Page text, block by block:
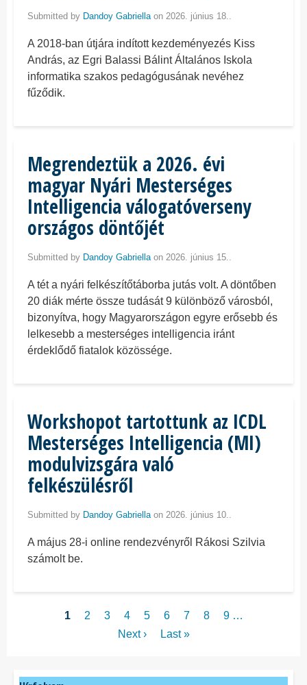
Submitted by Dandoy Gabriellaon 2026. június 18..
A 2018-ban útjára indított kezdeményezés Kiss
András, az Egri Balassi Bálint Általános Iskola
informatika szakos pedagógusának nevéhez
fűződik.
Megrendeztük a 2026. évi
magyar Nyári Mesterséges
Intelligencia válogatóverseny
országos döntőjét
Submitted by Dandoy Gabriellaon 2026. június 15..
A tét a nyári felkészítőtáborba jutás volt. A döntőben
20 diák mérte össze tudását 9 különböző városból,
bizonyítva, hogy Magyarországon egyre erősebb és
lelkesebb a mesterséges intelligencia iránt
érdeklődő fiatalok közössége.
Workshopot tartottunk az ICDL
Mesterséges Intelligencia (MI)
modulvizsgára való
felkészülésről
Submitted by Dandoy Gabriellaon 2026. június 10..
A május 28-i online rendezvényről Rákosi Szilvia
számolt be.
OldalszámozásJelenlegi
1 Page
2 Page
3 Page
4 Page
5 Page
6 Page
7 Page
8 Page
9 …
Következő
Next ›
Utolsó
Last »